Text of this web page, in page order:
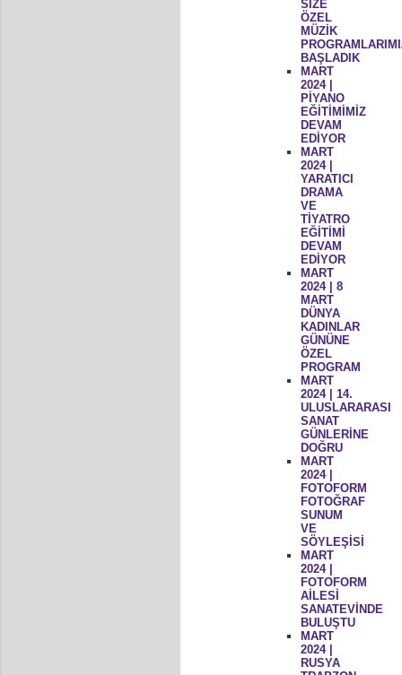
SİZE
ÖZEL
MÜZİK
BAŞLADIK
MART
2024 |
PİYANO
EĞİTİMİMİZ
DEVAM
EDİYOR
MART
2024 |
YARATICI
DRAMA
VE
TİYATRO
EĞİTİMİ
DEVAM
EDİYOR
MART
2024 | 8
MART
DÜNYA
KADINLAR
GÜNÜNE
ÖZEL
PROGRAM
MART
2024 | 14.
ULUSLARARASI
SANAT
GÜNLERİNE
DOĞRU
MART
2024 |
FOTOFORM
FOTOĞRAF
SUNUM
VE
SÖYLEŞİSİ
MART
2024 |
FOTOFORM
AİLESİ
SANATEVİNDE
BULUŞTU
MART
2024 |
RUSYA